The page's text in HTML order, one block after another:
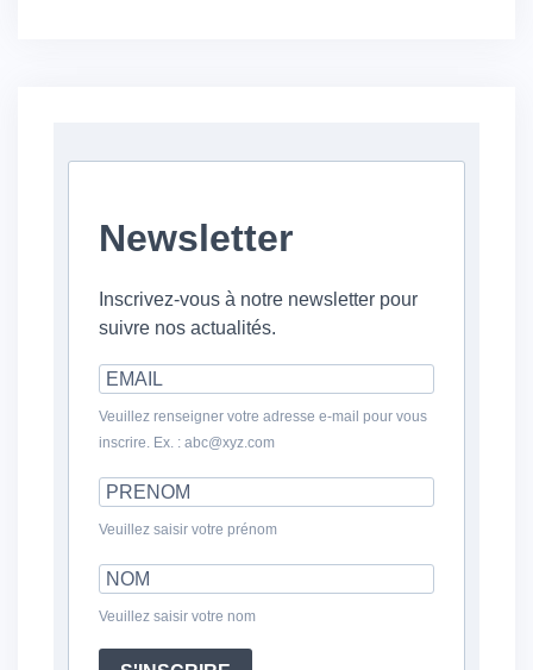
Newsletter
Inscrivez-vous à notre newsletter pour
suivre nos actualités.
Veuillez renseigner votre adresse e-mail pour vous
inscrire. Ex. : abc@xyz.com
Veuillez saisir votre prénom
Veuillez saisir votre nom